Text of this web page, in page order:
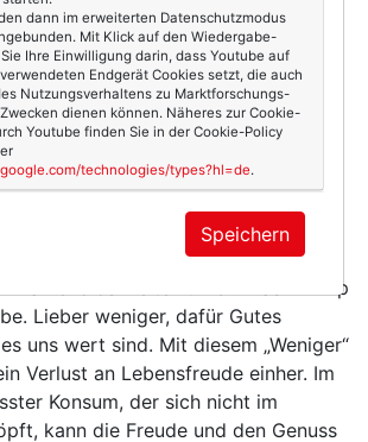
Quantität immer noch vor Qualität,
doch alle um die Herkunft von
Zuständen, die in der
Oder denken wir an die
in manche Gaststätten, an
an Meter-Schnitzel …
nicht Vegetarier werden – nur ein
und bewusster einkaufen.
sein sollten.
man endlos weiterführen. Das Prinzip
Lieber weniger, dafür Gutes
uns wert sind. Mit diesem „Weniger“
Verlust an Lebensfreude einher. Im
Konsum, der sich nicht im
kann die Freude und den Genuss
dann im erweiterten Datenschutzmodus
Mit Klick auf den Wiedergabe-
Ihre Einwilligung darin, dass Youtube auf
Endgerät Cookies setzt, die auch
Nutzungsverhaltens zu Marktforschungs-
dienen können. Näheres zur Cookie-
Youtube finden Sie in der Cookie-Policy
technologies/types?hl=de.
Speichern